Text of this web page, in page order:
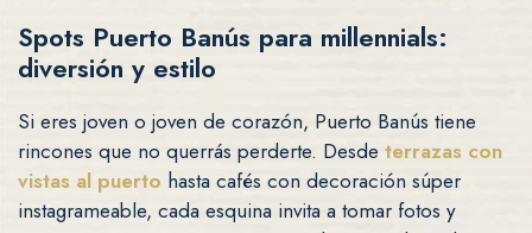
Spots Puerto Banús para millennials:
diversión y estilo
Si eres joven o joven de corazón, Puerto Banús tiene
rincones que no querrás perderte. Desde terrazas con
vistas al puerto hasta cafés con decoración súper
instagrameable, cada esquina invita a tomar fotos y